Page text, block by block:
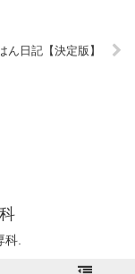
ん日記【決定版】
.